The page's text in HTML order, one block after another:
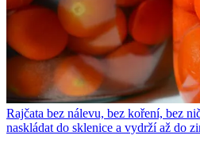
Rajčata bez nálevu, bez koření, bez
naskládat do sklenice a vydrží až do